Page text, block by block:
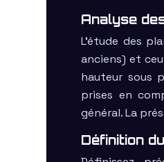
Analyse
L’étude des
anciens) et
hauteur sous
prises en
général. La
Définition